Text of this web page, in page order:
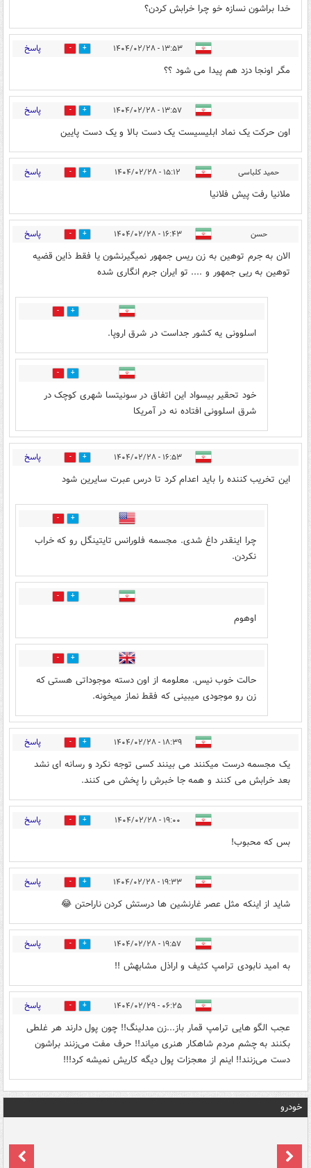
خدا براشون نسازه خو چرا خرابش کردن؟
۱۳:۵۳ - ۱۴۰۴/۰۲/۲۸ 13 پاسخ
مگر اونجا دزد هم پیدا می شود ؟؟
۱۳:۵۷ - ۱۴۰۴/۰۲/۲۸ 4 پاسخ
اون حرکت یک نماد ابلیسیست یک دست بالا و یک دست پایین
حمید کلباسی ۱۵:۱۲ - ۱۴۰۴/۰۲/۲۸ 6 پاسخ
ملانیا رفت پیش فلانیا
حسن ۱۶:۴۳ - ۱۴۰۴/۰۲/۲۸ 3 پاسخ
الان به جرم توهین به زن ریس جمهور نمیگیرنشون یا فقط ذاین قضیه
توهین به ریی جمهور و .... تو ایران جرم انگاری شده
2
اسلوونی یه کشور جداست در شرق اروپا.
1
خود تحقیر بیسواد این اتفاق در سونیتسا شهری کوچک در
شرق اسلوونی افتاده نه در آمریکا
۱۶:۵۳ - ۱۴۰۴/۰۲/۲۸ 4 پاسخ
این تخریب کننده را باید اعدام کرد تا درس عبرت سایرین شود
0
چرا اینقدر داغ شدی. مجسمه فلورانس تایتینگل رو که خراب
نکردن.
0
اوهوم
0
حالت خوب نیس. معلومه از اون دسته موجوداتی هستی که
زن رو موجودی میبینی که فقط نماز میخونه.
۱۸:۳۹ - ۱۴۰۴/۰۲/۲۸ 0 پاسخ
یک مجسمه درست میکنند می بینند کسی توجه نکرد و رسانه ای نشد
بعد خرابش می کنند و همه جا خبرش را پخش می کنند.
۱۹:۰۰ - ۱۴۰۴/۰۲/۲۸ 0 پاسخ
بس که محبوب!
۱۹:۳۳ - ۱۴۰۴/۰۲/۲۸ 0 پاسخ
شاید از اینکه مثل عصر غارنشین ها درستش کردن ناراحتن 😂
۱۹:۵۷ - ۱۴۰۴/۰۲/۲۸ 0 پاسخ
به امید نابودی ترامپ کثیف و اراذل مشابهش !!
۰۶:۲۵ - ۱۴۰۴/۰۲/۲۹ 0 پاسخ
عجب الگو هایی ترامپ قمار باز...زن مدلینگ!! چون پول دارند هر غلطی
بکنند به چشم مردم شاهکار هنری میاند!! حرف مفت می‌زنند براشون
دست می‌زنند!! اینم از معجزات پول دیگه کاریش نمیشه کرد!!!
خودرو